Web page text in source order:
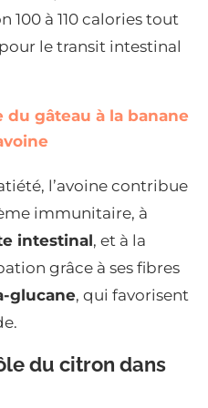
100 à 110 calories tout
le transit intestinal
du gâteau à la banane
l’avoine contribue
immunitaire, à
intestinal, et à la
grâce à ses fibres
glucane, qui favorisent
du citron dans